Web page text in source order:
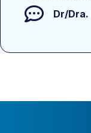
Dr/Dra.